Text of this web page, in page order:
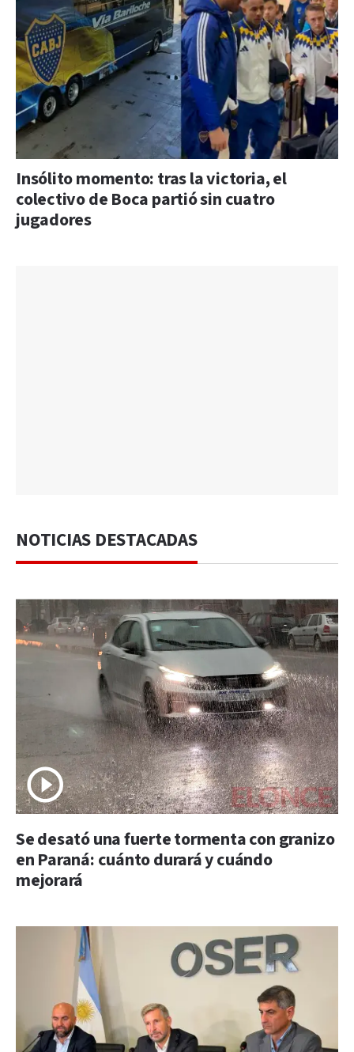
Insólito momento: tras la victoria, el
colectivo de Boca partió sin cuatro
jugadores
NOTICIAS DESTACADAS
Se desató una fuerte tormenta con granizo
en Paraná: cuánto durará y cuándo
mejorará